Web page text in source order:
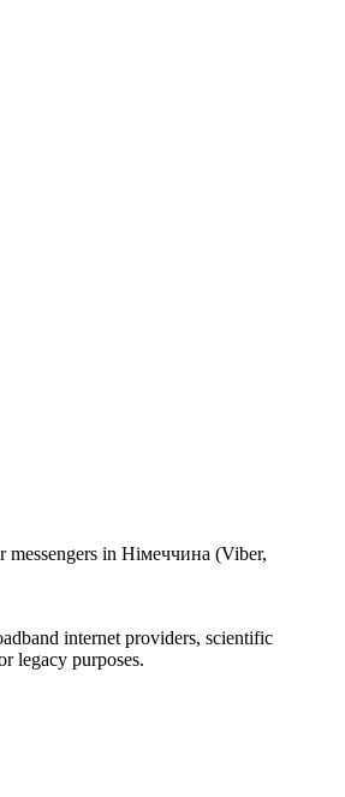
in Німеччина (Viber,
internet providers, scientific
legacy purposes.